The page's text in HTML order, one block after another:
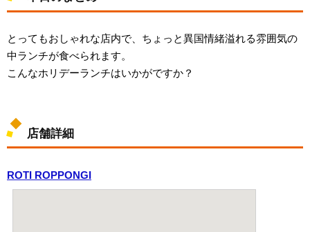
とってもおしゃれな店内で、ちょっと異国情緒溢れる雰囲気の
中ランチが食べられます。
こんなホリデーランチはいかがですか？
店舗詳細
ROTI ROPPONGI